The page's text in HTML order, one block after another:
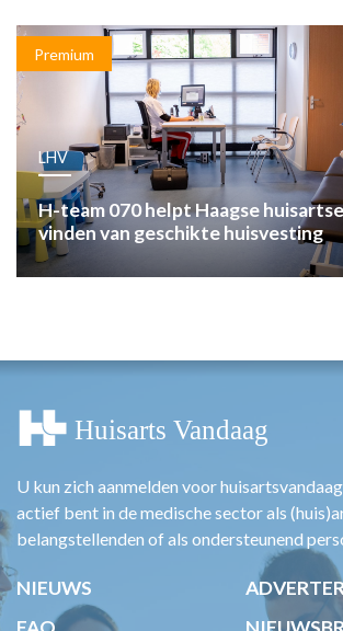
ENQUÊTES
NHG
LHV
OPINIE
HUISARTSENPOST
PRAKTIJKZAKEN
TARIEVEN
VPHUISARTSEN
MEDISCHE VAKHANDEL
Premium
LHV
H-team 070 helpt Haagse
vinden van geschikte huisvesting
U kun zich aanmelden voor
actief bent in de medische sector als
belangstellenden of als ondersteunend
NIEUWS